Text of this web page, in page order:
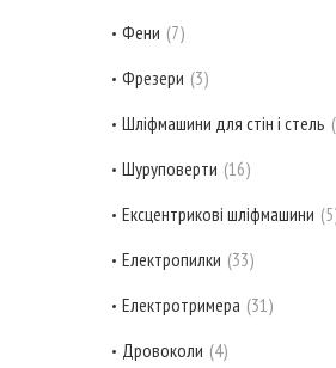
Фени 7
Фрезери 3
Шліфмашини для стін і стель
Шуруповерти 16
Ексцентрикові шліфмашини 5
Електропилки 33
Електротримера 31
Дровоколи 4